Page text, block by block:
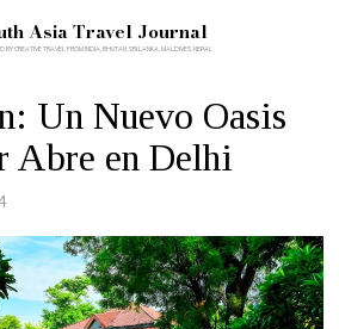
Asia Travel Journal
Un Nuevo Oasis
Abre en Delhi